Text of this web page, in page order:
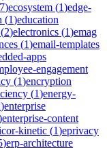
7)ecosystem (1)edge-
(1)education
(2)electronics (1)emag
(1)email-templates
apps
engagement
(1)encryption
(1)energy-
)enterprise
enterprise-content
kinetic (1)eprivacy
)erp-architecture